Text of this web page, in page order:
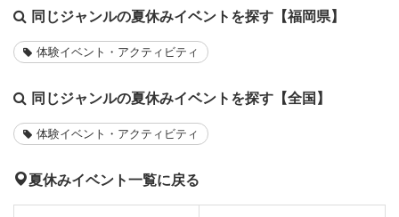
同じジャンルの夏休みイベントを探す【福岡県】
体験イベント・アクティビティ
同じジャンルの夏休みイベントを探す【全国】
体験イベント・アクティビティ
夏休みイベント一覧に戻る